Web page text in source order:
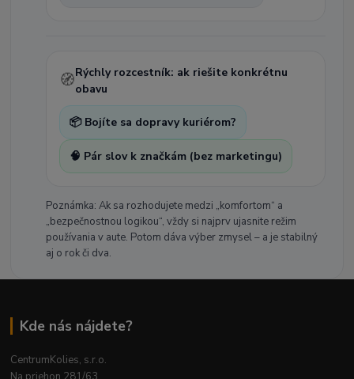
🧭Rýchly rozcestník: ak riešite konkrétnu
obavu
📦 Bojíte sa dopravy kuriérom?
🧠 Pár slov k značkám (bez marketingu)
Poznámka: Ak sa rozhodujete medzi „komfortom“ a
„bezpečnostnou logikou“, vždy si najprv ujasnite režim
používania v aute. Potom dáva výber zmysel – a je stabilný
aj o rok či dva.
Kde nás nájdete?
CentrumKolies, s.r.o.